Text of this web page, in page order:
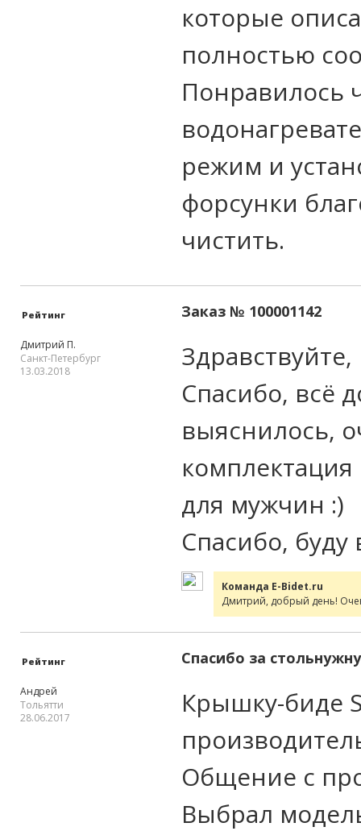
которые
полностью
Понравилось
режим и
форсунки
чистить.
Рейтинг Заказ № 100001142
Дмитрий П.
Санкт-Петербург
13.03.2018
Здравствуйте,
Спасибо, всё
выяснилось,
для мужчин :)
Спасибо, буду
Команда E-Bidet.ru
Дмитрий, добрый день!
Рейтинг Спасибо за
Андрей
Тольятти
28.06.2017
Крышку-биде
Общение с
Выбрал